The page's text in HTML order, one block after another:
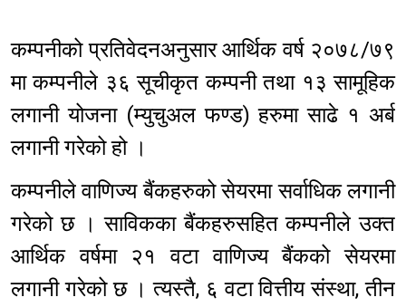
कम्पनीको प्रतिवेदनअनुसार आर्थिक वर्ष २०७८/७९
मा कम्पनीले ३६ सूचीकृत कम्पनी तथा १३ सामूहिक
लगानी योजना (म्युचुअल फण्ड) हरुमा साढे १ अर्ब
लगानी गरेको हो ।
कम्पनीले वाणिज्य बैंकहरुको सेयरमा सर्वाधिक लगानी
गरेको छ । साविकका बैंकहरुसहित कम्पनीले उक्त
आर्थिक वर्षमा २१ वटा वाणिज्य बैंकको सेयरमा
लगानी गरेको छ । त्यस्तै, ६ वटा वित्तीय संस्था, तीन